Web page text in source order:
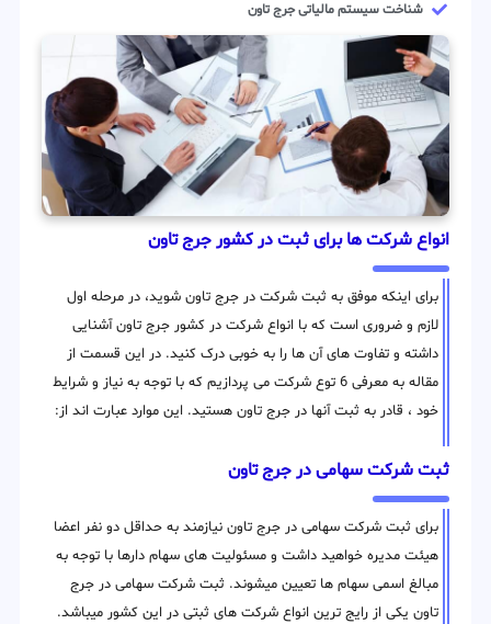
شناخت سیستم مالیاتی جرج تاون
انواع شرکت ها برای ثبت در کشور جرج تاون
برای اینکه موفق به ثبت شرکت در جرج تاون شوید، در مرحله اول
لازم و ضروری است که با انواع شرکت در کشور جرج تاون آشنایی
داشته و تفاوت های آن ها را به خوبی درک کنید. در این قسمت از
مقاله به معرفی 6 توع شرکت می پردازیم که با توجه به نیاز و شرایط
خود ، قادر به ثبت آنها در جرج تاون هستید. این موارد عبارت اند از:
ثبت شرکت سهامی در جرج تاون
برای ثبت شرکت سهامی در جرج تاون نیازمند به حداقل دو نفر اعضا
هیئت مدیره خواهید داشت و مسئولیت های سهام دارها با توجه به
مبالغ اسمی سهام ها تعیین میشوند. ثبت شرکت سهامی در جرج
تاون یکی از رایج ترین انواع شرکت های ثبتی در این کشور میباشد.